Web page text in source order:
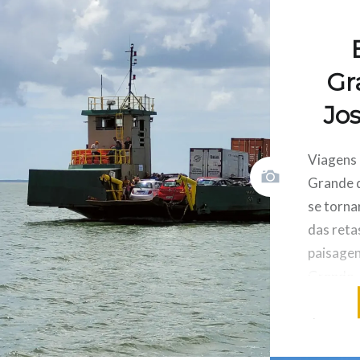
Viagens
Grande
se
das
uma
dar